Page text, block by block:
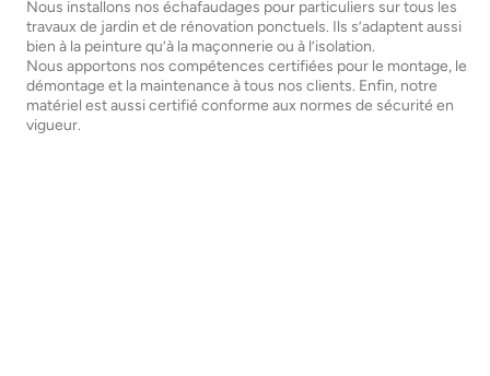
Nous installons nos échafaudages pour particuliers sur tous les
travaux de jardin et de rénovation ponctuels. Ils s’adaptent aussi
bien à la peinture qu’à la maçonnerie ou à l’isolation.
Nous apportons nos compétences certifiées pour le montage, le
démontage et la maintenance à tous nos clients. Enfin, notre
matériel est aussi certifié conforme aux normes de sécurité en
vigueur.